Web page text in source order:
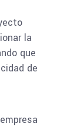
la
que
de